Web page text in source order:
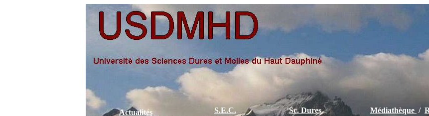
Actualités
S.E.C. Sc. Dures Médiathèque /